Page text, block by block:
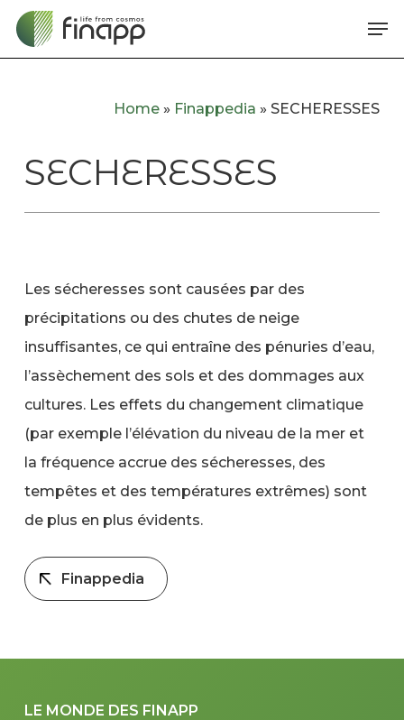
Skip
Home » Finappedia » SECHERESSES
SECHERESSES
Les sécheresses sont causées par des
précipitations ou des chutes de neige
insuffisantes, ce qui entraîne des pénuries d’eau,
l’assèchement des sols et des dommages aux
cultures. Les effets du changement climatique
(par exemple l’élévation du niveau de la mer et
la fréquence accrue des sécheresses, des
tempêtes et des températures extrêmes) sont
de plus en plus évidents.
Finappedia
LE MONDE DES FINAPP